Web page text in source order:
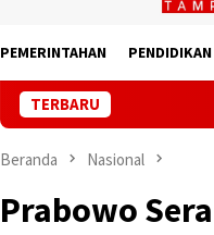
PEMERINTAHAN PENDIDIKAN
TERBARU Lampung
Beranda Nasional
Prabowo